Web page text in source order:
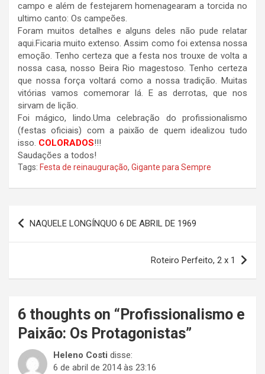
campo e além de festejarem homenagearam a torcida no
ultimo canto: Os campeões.
Foram muitos detalhes e alguns deles não pude relatar
aqui.Ficaria muito extenso. Assim como foi extensa nossa
emoção. Tenho certeza que a festa nos trouxe de volta a
nossa casa, nosso Beira Rio magestoso. Tenho certeza
que nossa força voltará como a nossa tradição. Muitas
vitórias vamos comemorar lá. E as derrotas, que nos
sirvam de lição.
Foi mágico, lindo.Uma celebração do profissionalismo
(festas oficiais) com a paixão de quem idealizou tudo
isso. COLORADOS!!!
Saudações a todos!
Tags: Festa de reinauguração, Gigante para Sempre
Navegação
de
NAQUELE LONGÍNQUO 6 DE ABRIL DE 1969
Roteiro Perfeito, 2 x 1
6 thoughts on “ Profissionalismo e
Paixão: Os Protagonistas”
Heleno Costi disse:
6 de abril de 2014 às 23:16